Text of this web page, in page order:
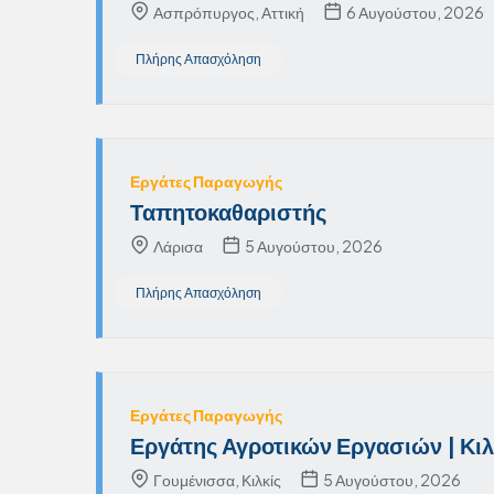
Ασπρόπυργος, Αττική 6 Αυγούστου, 2026
Πλήρης Απασχόληση
Εργάτες Παραγωγής
Ταπητοκαθαριστής
Λάρισα 5 Αυγούστου, 2026
Πλήρης Απασχόληση
Εργάτες Παραγωγής
Εργάτης Αγροτικών Εργασιών |
Γουμένισσα, Κιλκίς 5 Αυγούστου, 2026